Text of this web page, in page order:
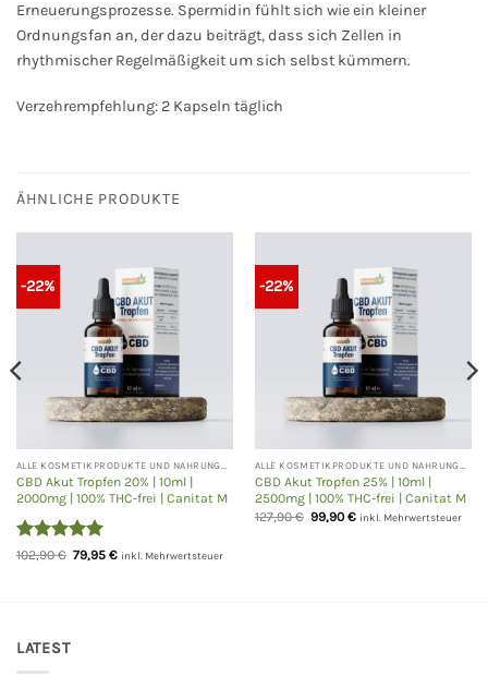
Erneuerungsprozesse. Spermidin fühlt sich wie ein kleiner
Ordnungsfan an, der dazu beiträgt, dass sich Zellen in
rhythmischer Regelmäßigkeit um sich selbst kümmern.
Verzehrempfehlung: 2 Kapseln täglich
ÄHNLICHE PRODUKTE
-22%
CBD Akut Tropfen 20% | 10ml |
2000mg | 100% THC-frei | Canitat M
Bewertet
102,90€ Ursprünglicher
79,95€Aktueller
inkl. Mehrwertsteuer
-22%
CBD Akut Tropfen 25% | 10ml |
2500mg | 100% THC-frei | Canitat M
127,90€ Ursprünglicher
99,90€Aktueller
inkl. Mehrwertsteuer
LATEST